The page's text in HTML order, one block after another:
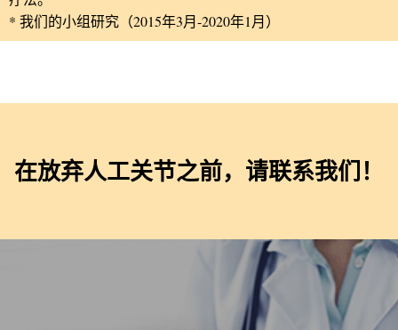
* 我们的小组研究（2015年3月-2020年1月）
在放弃人工关节之前，请联系我们！